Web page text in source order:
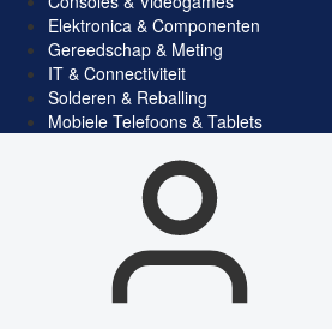
Elektronica & Componenten
Gereedschap & Meting
IT & Connectiviteit
Solderen & Reballing
Mobiele Telefoons & Tablets